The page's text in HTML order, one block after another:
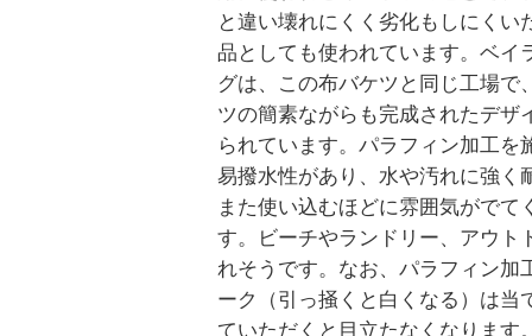
と違い壊れにくく劣化もしにくい
品としても使われています。ベイ
グは、この布バケツと同じ工場で
ツの簡素ながらも完成されたデザ
られています。パラフィン加工を
易撥水性があり、水や汚れに強く
また使い込むほどに雰囲気がでて
す。ビーチやランドリー、アウト
れそうです。なお、パラフィン加
ーク（引っ掻くと白くなる）は当
ていただくと目立たなくなります